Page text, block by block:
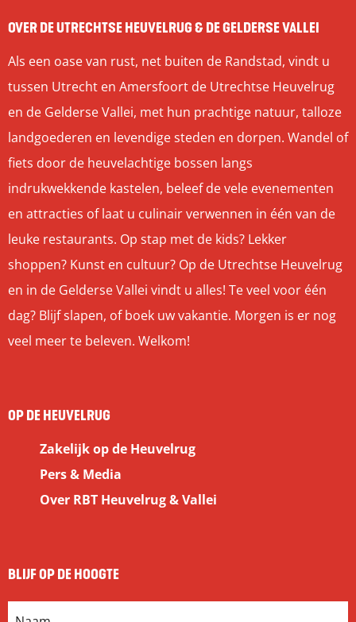
OVER DE UTRECHTSE HEUVELRUG & DE GELDERSE VALLEI
Als een oase van rust, net buiten de Randstad, vindt u
tussen Utrecht en Amersfoort de Utrechtse Heuvelrug
en de Gelderse Vallei, met hun prachtige natuur, talloze
landgoederen en levendige steden en dorpen. Wandel of
fiets door de heuvelachtige bossen langs
indrukwekkende kastelen, beleef de vele evenementen
en attracties of laat u culinair verwennen in één van de
leuke restaurants. Op stap met de kids? Lekker
shoppen? Kunst en cultuur? Op de Utrechtse Heuvelrug
en in de Gelderse Vallei vindt u alles! Te veel voor één
dag? Blijf slapen, of boek uw vakantie. Morgen is er nog
veel meer te beleven. Welkom!
OP DE HEUVELRUG
Zakelijk op de Heuvelrug
Pers & Media
Over RBT Heuvelrug & Vallei
BLIJF OP DE HOOGTE